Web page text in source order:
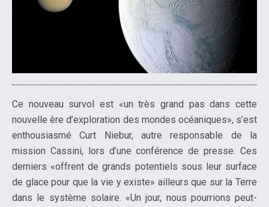
Ce nouveau survol est «un très grand pas dans cette
nouvelle ère d’exploration des mondes océaniques», s’est
enthousiasmé Curt Niebur, autre responsable de la
mission Cassini, lors d’une conférence de presse. Ces
derniers «offrent de grands potentiels sous leur surface
de glace pour que la vie y existe» ailleurs que sur la Terre
dans le système solaire. «Un jour, nous pourrions peut-